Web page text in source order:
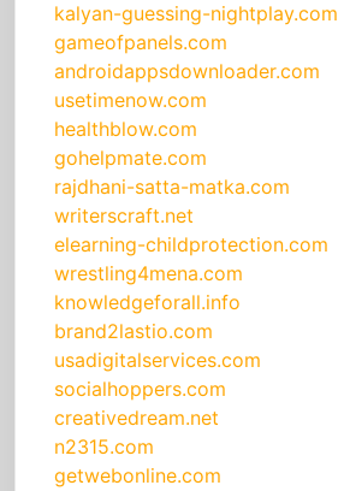
kalyan-guessing-nightplay.com
gameofpanels.com
androidappsdownloader.com
usetimenow.com
healthblow.com
gohelpmate.com
rajdhani-satta-matka.com
writerscraft.net
elearning-childprotection.com
wrestling4mena.com
knowledgeforall.info
brand2lastio.com
usadigitalservices.com
socialhoppers.com
creativedream.net
n2315.com
getwebonline.com